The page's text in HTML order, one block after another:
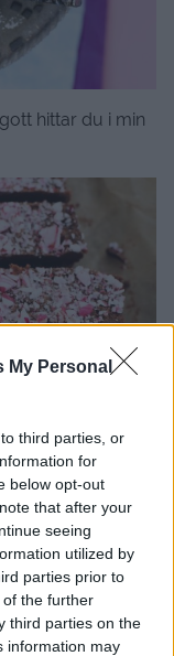
My Personal
third parties, or
for
below opt-out
that after your
seeing
utilized by
parties prior to
the further
third parties on the
information may
hittar du i min